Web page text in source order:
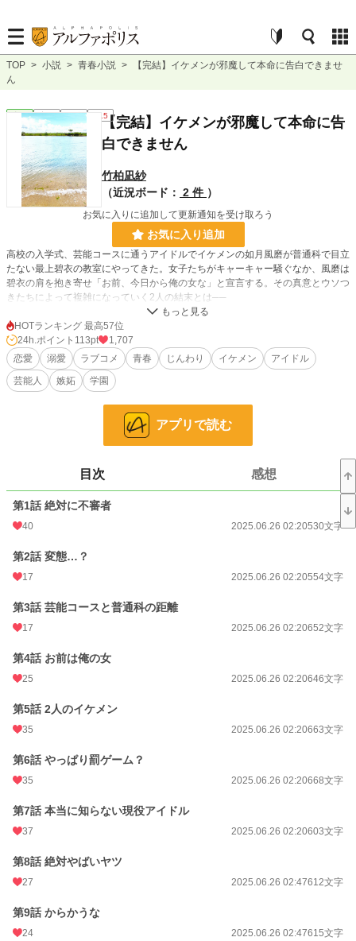
TOP > 小説 > 青春小説 >
【完結】イケメンが邪魔して本命に告白できませ
ん
青春 完結 長編 R15【完結】イケメンが邪魔して本命に告
白できません
竹柏凪紗
（近況ボード： 2 件 ）
お気に入りに追加して更新通知を受け取ろう
お気に入り追加
高校の入学式、芸能コースに通うアイドルでイケメンの如月風磨が普通科で目立
たない最上碧衣の教室にやってきた。女子たちがキャーキャー騒ぐなか、風磨は
碧衣の肩を抱き寄せ「お前、今日から俺の女な」と宣言する。その真意とウソつ
きたちによって複雑になっていく2人の結末とは──
小説 9,741 位 / 228,748 件
青春 102 位 / 7,919 件
お気に入り 78
2025.07.09 14:32
初回公開日時 2025.06.26 02:20
初回完結日時
週間ポイント 84 pt (36,763 位)
月間ポイント
年間ポイント 106,616 pt (5,671 位)
HOTランキング 最高57位
24h.ポイント 113pt
1,707
恋愛
溺愛 ラブコメ 青春 じんわり イケメン
アイドル
芸能人
嫉妬 学園
アプリで読む
目次 感想
第1話 絶対に不審者
40 2025.06.26 02:20530文字
第2話 変態…？
17 2025.06.26 02:20554文字
第3話 芸能コースと普通科の距離
17 2025.06.26 02:20652文字
第4話 お前は俺の女
25 2025.06.26 02:20646文字
第5話 2人のイケメン
35 2025.06.26 02:20663文字
第6話 やっぱり罰ゲーム？
35 2025.06.26 02:20668文字
第7話 本当に知らない現役アイドル
37 2025.06.26 02:20603文字
第8話 絶対やばいヤツ
27 2025.06.26 02:47612文字
第9話 からかうな
24 2025.06.26 02:47615文字